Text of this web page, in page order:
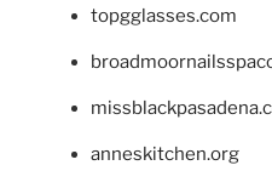
topgglasses.com
anneskitchen.org